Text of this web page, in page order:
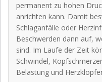
permanent zu hohen
anrichten kann. Damit
Schlaganfälle oder
Beschwerden dann auf,
sind. Im Laufe der Zeit
Schwindel,
Belastung und